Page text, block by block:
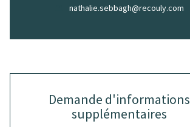
nathalie.sebbagh@recouly.com
Demande d'informations
supplémentaires